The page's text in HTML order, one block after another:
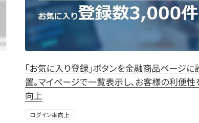
「お気に入り登録」ボタンを金融商品ページに
置。マイページで一覧表示し、お客様の利便性
向上
ログイン率向上